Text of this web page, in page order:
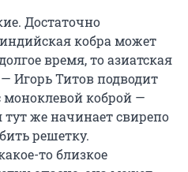
Достаточно
кобра может
время, то азиатская
Игорь Титов подводит
моноклевой коброй —
же начинает свирепо
решетку.
то близкое